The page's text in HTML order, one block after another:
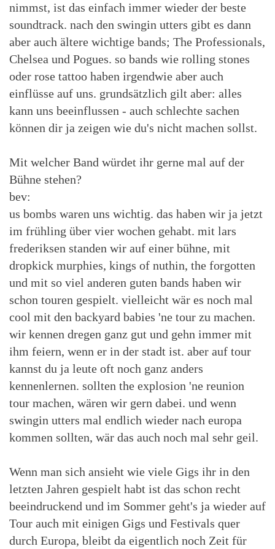
nimmst, ist das einfach immer wieder der beste
soundtrack. nach den swingin utters gibt es dann
aber auch ältere wichtige bands; The Professionals,
Chelsea und Pogues. so bands wie rolling stones
oder rose tattoo haben irgendwie aber auch
einflüsse auf uns. grundsätzlich gilt aber: alles
kann uns beeinflussen - auch schlechte sachen
können dir ja zeigen wie du's nicht machen sollst.
Mit welcher Band würdet ihr gerne mal auf der
Bühne stehen?
bev:
us bombs waren uns wichtig. das haben wir ja jetzt
im frühling über vier wochen gehabt. mit lars
frederiksen standen wir auf einer bühne, mit
dropkick murphies, kings of nuthin, the forgotten
und mit so viel anderen guten bands haben wir
schon touren gespielt. vielleicht wär es noch mal
cool mit den backyard babies 'ne tour zu machen.
wir kennen dregen ganz gut und gehn immer mit
ihm feiern, wenn er in der stadt ist. aber auf tour
kannst du ja leute oft noch ganz anders
kennenlernen. sollten the explosion 'ne reunion
tour machen, wären wir gern dabei. und wenn
swingin utters mal endlich wieder nach europa
kommen sollten, wär das auch noch mal sehr geil.
Wenn man sich ansieht wie viele Gigs ihr in den
letzten Jahren gespielt habt ist das schon recht
beeindruckend und im Sommer geht's ja wieder auf
Tour auch mit einigen Gigs und Festivals quer
durch Europa, bleibt da eigentlich noch Zeit für